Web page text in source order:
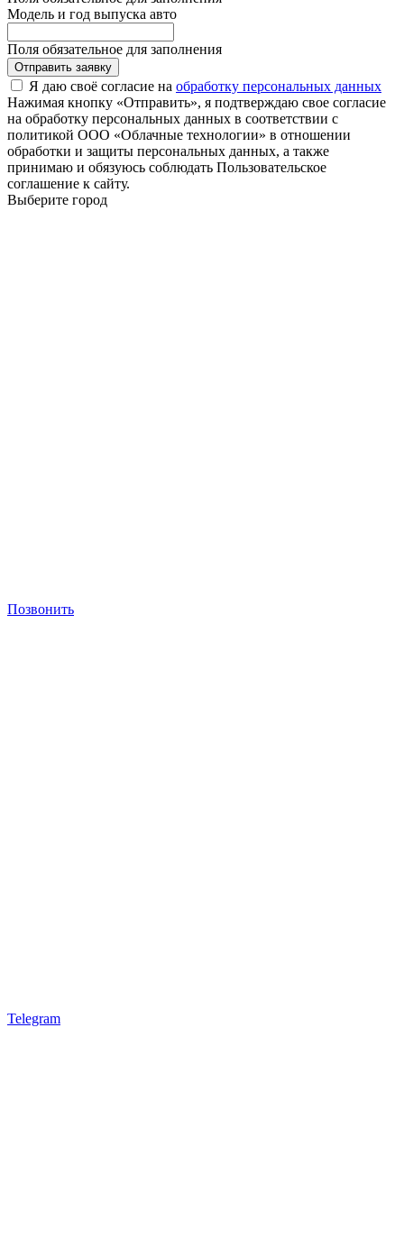
Модель и год выпуска авто
Поля обязательное для заполнения
Отправить заявку
Я даю своё согласие на обработку персональных данных
Нажимая кнопку «Отправить», я подтверждаю свое согласие
на обработку персональных данных в соответствии с
политикой ООО «Облачные технологии» в отношении
обработки и защиты персональных данных, а также
принимаю и обязуюсь соблюдать Пользовательское
соглашение к сайту.
Выберите город
Позвонить
Telegram